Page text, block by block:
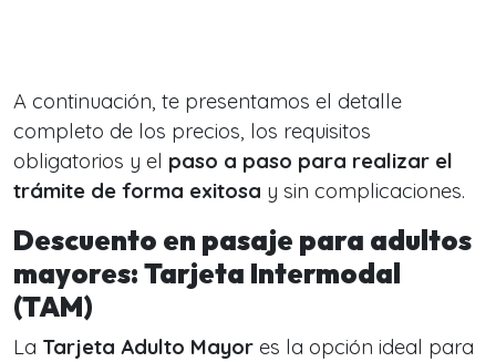
A continuación, te presentamos el detalle
completo de los precios, los requisitos
obligatorios y el paso a paso para realizar el
trámite de forma exitosa y sin complicaciones.
Descuento en pasaje para adultos
mayores: Tarjeta Intermodal
(TAM)
La Tarjeta Adulto Mayor es la opción ideal para